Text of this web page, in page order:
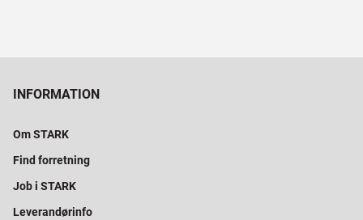
INFORMATION
Om STARK
Find forretning
Job i STARK
Leverandørinfo